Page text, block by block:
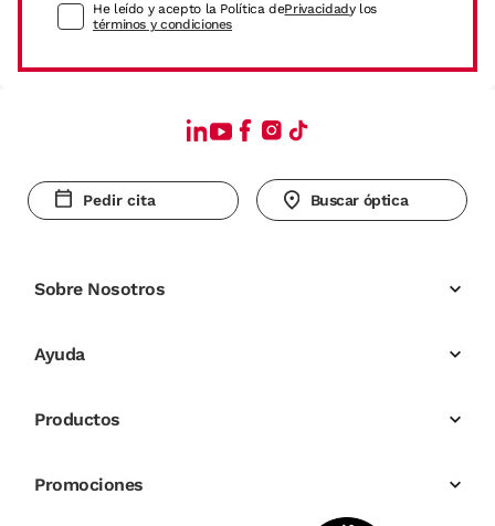
He leído y acepto la Política dePrivacidady los
términos y condiciones
Pedir cita Buscar óptica
Sobre Nosotros
Ayuda
Productos
Promociones